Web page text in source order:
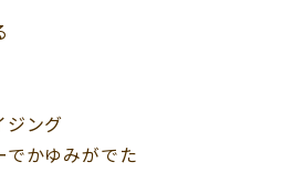
ジング
でかゆみがでた